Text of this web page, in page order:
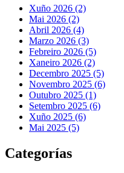
Xuño 2026 (2)
Mai 2026 (2)
Abril 2026 (4)
Marzo 2026 (3)
Febreiro 2026 (5)
Xaneiro 2026 (2)
Decembro 2025 (5)
Novembro 2025 (6)
Outubro 2025 (1)
Setembro 2025 (6)
Xuño 2025 (6)
Mai 2025 (5)
Categorías